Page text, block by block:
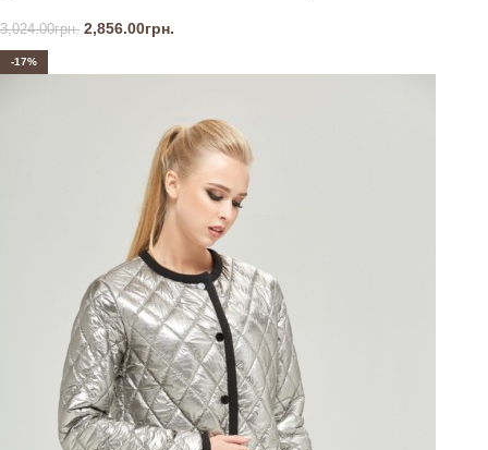
3,024.00грн. 2,856.00грн.
-17%